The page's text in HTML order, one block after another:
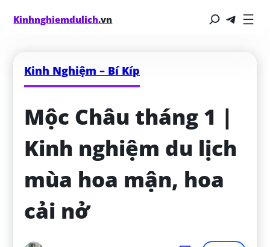
Kinhnghiemdulich.vn
Kinh Nghiệm – Bí Kíp
Mộc Châu tháng 1 |
Kinh nghiệm du lịch
mùa hoa mận, hoa
cải nở